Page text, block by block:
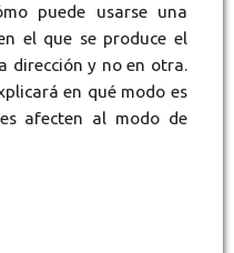
puede usarse una
el que se produce el
dirección y no en otra.
en qué modo es
afecten al modo de